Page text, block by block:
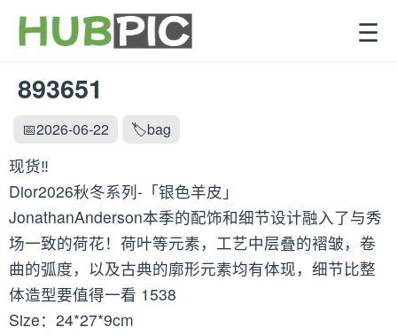
☰
893651
📅2026-06-22 🏷️bag
现货‼️
Dior2026秋冬系列-「银色羊皮」
JonathanAnderson本季的配饰和细节设计融入了与秀
场一致的荷花！荷叶等元素，工艺中层叠的褶皱，卷
曲的弧度，以及古典的廓形元素均有体现，细节比整
体造型要值得一看 1538
Size：24*27*9cm